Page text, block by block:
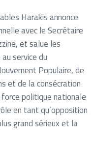
Harakis annonce
avec le Secrétaire
et salue les
service du
Populaire, de
et de la consécration
politique nationale
en tant qu’opposition
grand sérieux et la